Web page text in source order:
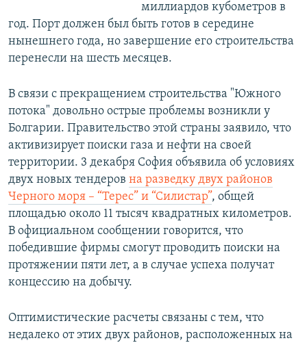
миллиардов кубометров в
год. Порт должен был быть готов в середине
нынешнего года, но завершение его строительства
перенесли на шесть месяцев.
В связи с прекращением строительства "Южного
потока" довольно острые проблемы возникли у
Болгарии. Правительство этой страны заявило, что
активизирует поиски газа и нефти на своей
территории. 3 декабря София объявила об условиях
двух новых тендеров на разведку двух районов
Черного моря – “Терес” и “Силистар”, общей
площадью около 11 тысяч квадратных километров.
В официальном сообщении говорится, что
победившие фирмы смогут проводить поиски на
протяжении пяти лет, а в случае успеха получат
концессию на добычу.
Оптимистические расчеты связаны с тем, что
недалеко от этих двух районов, расположенных на